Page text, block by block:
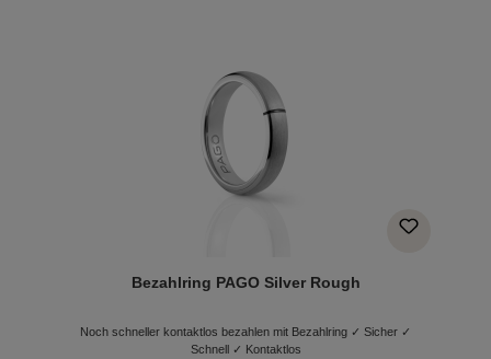
Bezahlring PAGO Silver Rough
Noch schneller kontaktlos bezahlen mit Bezahlring ✓ Sicher ✓
Schnell ✓ Kontaktlos